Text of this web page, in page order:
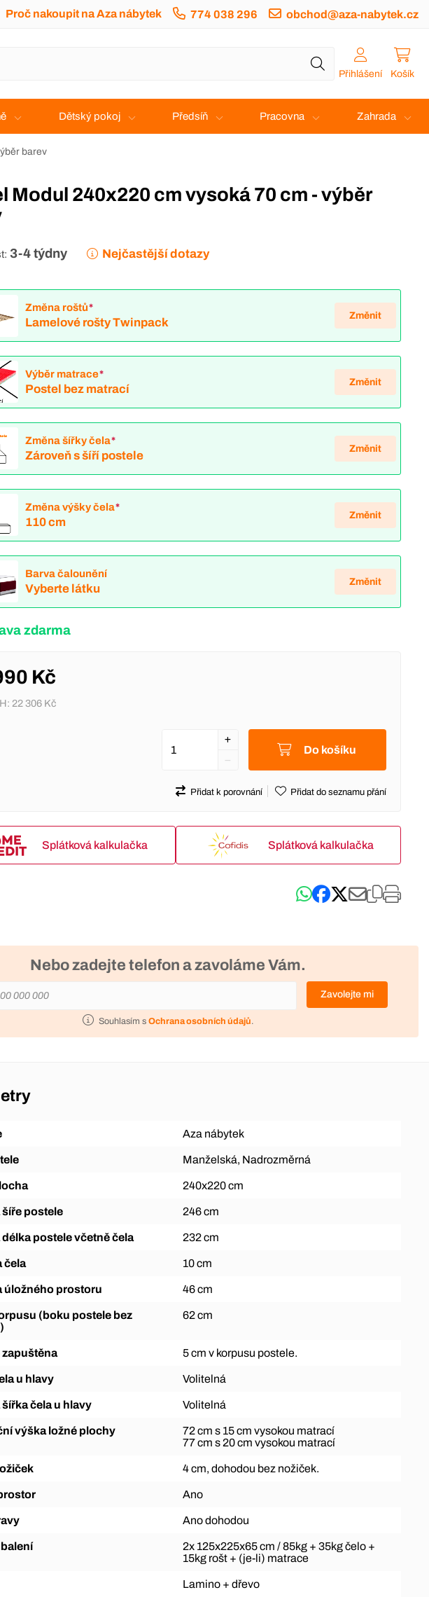
Proč nakoupit na Aza nábytek 774 038 296 obchod@aza-nabytek.cz
Přihlášení Košík
Dětský pokoj Předsíň Pracovna Zahrada
barev
3-4 týdny Nejčastější dotazy
Změna roštů*
Lamelové rošty Twinpack
Změnit
Výběr matrace*
Postel bez matrací
Změnit
Změna šířky čela*
Zároveň s šíří postele
Změnit
Změna výšky čela*
110 cm
Změnit
Barva čalounění
Vyberte látku
Změnit
zdarma
Kč
22 306 Kč
Do košíku
Přidat k porovnání Přidat do seznamu přání
Splátková kalkulačka Splátková kalkulačka
Nebo zadejte telefon a zavoláme Vám.
Zavolejte mi
Souhlasím s Ochrana osobních údajů.
Aza nábytek
Manželská, Nadrozměrná
240x220 cm
šíře postele 246 cm
délka postele včetně čela 232 cm
čela 10 cm
úložného prostoru 46 cm
62 cm
zapuštěna 5 cm v korpusu postele.
u hlavy Volitelná
šířka čela u hlavy Volitelná
výška ložné plochy
72 cm s 15 cm vysokou matrací
77 cm s 20 cm vysokou matrací
4 cm, dohodou bez nožiček.
Ano
Ano dohodou
balení
2x 125x225x65 cm / 85kg + 35kg čelo +
15kg rošt + (je-li) matrace
Lamino + dřevo